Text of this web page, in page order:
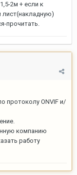
2м + если к
лист(накладную)
прочитать.
протоколу ONVIF и/
компанию
работу